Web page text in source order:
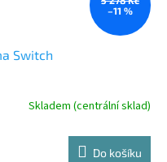
–11 %
Switch
Skladem (centrální sklad)
Do košíku